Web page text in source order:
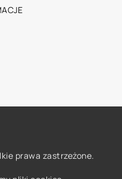
prawa zastrzeżone.